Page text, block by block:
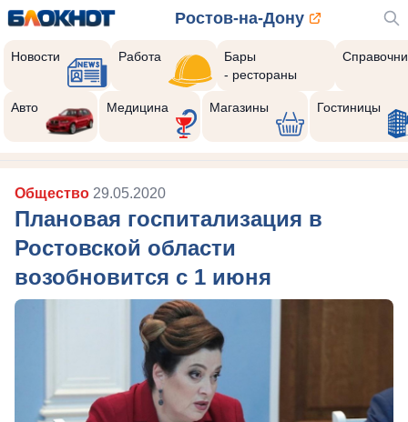
Ростов-на-Дону
Новости Работа
Бары
- рестораны
Авто Медицина Магазины Гостиницы
Общество 29.05.2020
Плановая госпитализация в
Ростовской области
возобновится с 1 июня